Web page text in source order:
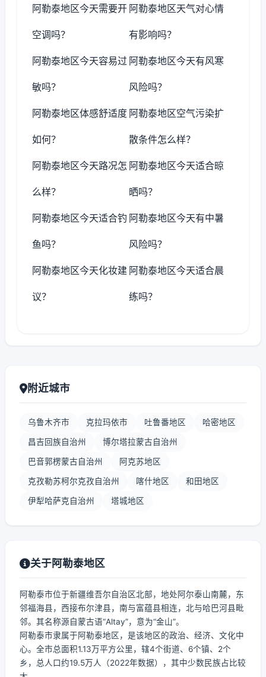
阿勒泰地区今天需要开
空调吗？
阿勒泰地区天气对心情
有影响吗？
阿勒泰地区今天容易过
敏吗？
阿勒泰地区今天有风寒
风险吗？
阿勒泰地区体感舒适度
如何？
阿勒泰地区空气污染扩
散条件怎么样？
阿勒泰地区今天路况怎
么样？
阿勒泰地区今天适合晾
晒吗？
阿勒泰地区今天适合钓
鱼吗？
阿勒泰地区今天有中暑
风险吗？
阿勒泰地区今天化妆建
议？
阿勒泰地区今天适合晨
练吗？
附近城市
乌鲁木齐市 克拉玛依市 吐鲁番地区 哈密地区
昌吉回族自治州 博尔塔拉蒙古自治州
巴音郭楞蒙古自治州 阿克苏地区
克孜勒苏柯尔克孜自治州 喀什地区 和田地区
伊犁哈萨克自治州 塔城地区
关于阿勒泰地区
阿勒泰市位于新疆维吾尔自治区北部，地处阿尔泰山南麓，东
邻福海县，西接布尔津县，南与富蕴县相连，北与哈巴河县毗
邻。其名称源自蒙古语“Altay”，意为“金山”。
阿勒泰市隶属于阿勒泰地区，是该地区的政治、经济、文化中
心。全市总面积1.13万平方公里，辖4个街道、6个镇、2个
乡，总人口约19.5万人（2022年数据），其中少数民族占比较